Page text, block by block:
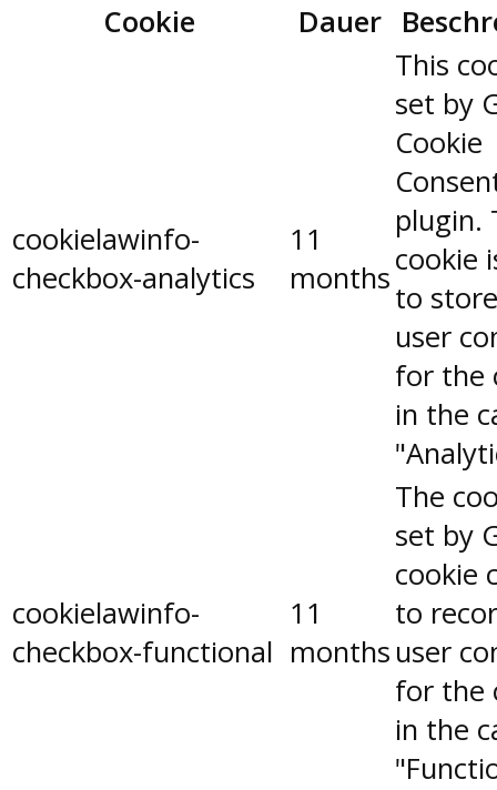
Cookie
Dauer
cookielawinfo-
checkbox-analytics
11
months
This
set by
Cookie
plugin.
cookie
to
user
for the
in the
cookielawinfo-
checkbox-functional
11
months
The
set by
cookie
to
user
for the
in the